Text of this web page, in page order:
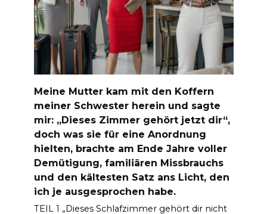
Meine Mutter kam mit den Koffern
meiner Schwester herein und sagte
mir: „Dieses Zimmer gehört jetzt dir“,
doch was sie für eine Anordnung
hielten, brachte am Ende Jahre voller
Demütigung, familiären Missbrauchs
und den kältesten Satz ans Licht, den
ich je ausgesprochen habe.
TEIL 1 „Dieses Schlafzimmer gehört dir nicht